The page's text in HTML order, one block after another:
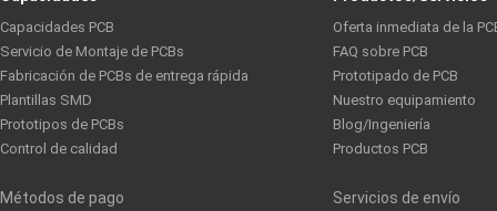
Capacidades PCB
Servicio de Montaje de PCBs
Fabricación de PCBs de entrega rápida
Plantillas SMD
Prototipos de PCBs
Control de calidad
Oferta inmediata de la
FAQ sobre PCB
Prototipado de PCB
Nuestro equipamiento
Blog/Ingeniería
Productos PCB
Métodos de pago Servicios de envío